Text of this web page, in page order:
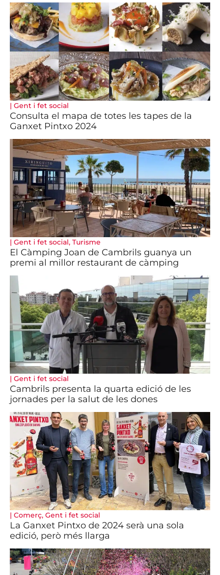
| Gent i fet social
Consulta el mapa de totes les tapes de la
Ganxet Pintxo 2024
| Gent i fet social, Turisme
El Càmping Joan de Cambrils guanya un
premi al millor restaurant de càmping
| Gent i fet social
Cambrils presenta la quarta edició de les
jornades per la salut de les dones
| Comerç, Gent i fet social
La Ganxet Pintxo de 2024 serà una sola
edició, però més llarga